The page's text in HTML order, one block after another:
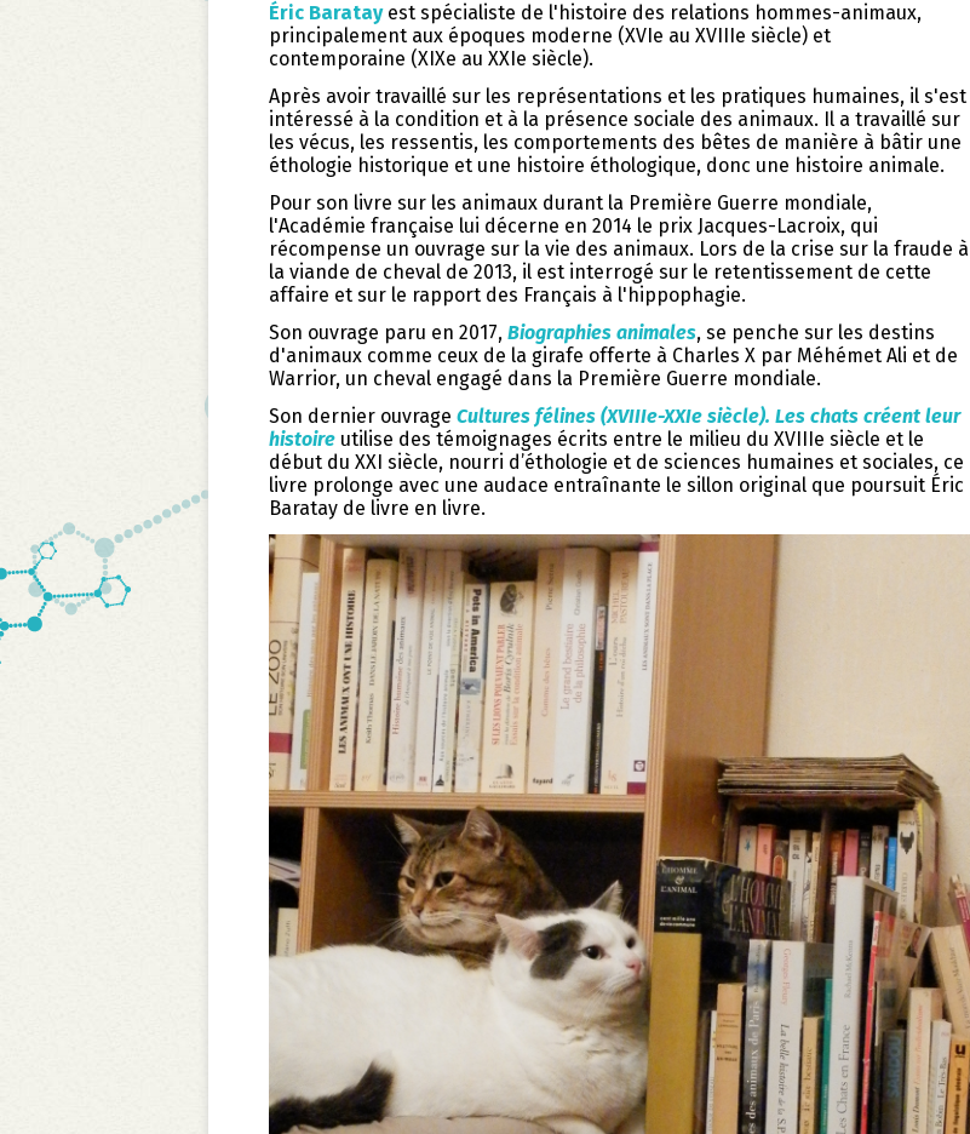
Éric Baratayest spécialiste de l'histoire des relations hommes-animaux,
principalement aux époques moderne (XVIe au XVIIIe siècle) et
contemporaine (XIXe au XXIe siècle).
Après avoir travaillé sur les représentations et les pratiques humaines, il s'est
intéressé à la condition et à la présence sociale des animaux. Il a travaillé sur
les vécus, les ressentis, les comportements des bêtes de manière à bâtir une
éthologie historique et une histoire éthologique, donc une histoire animale.
Pour son livre sur les animaux durant la Première Guerre mondiale,
l'Académie française lui décerne en 2014 le prix Jacques-Lacroix, qui
récompense un ouvrage sur la vie des animaux. Lors de la crise sur la fraude à
la viande de cheval de 2013, il est interrogé sur le retentissement de cette
affaire et sur le rapport des Français à l'hippophagie.
Son ouvrage paru en 2017, Biographies animales, se penche sur les destins
d'animaux comme ceux de la girafe offerte à Charles X par Méhémet Ali et de
Warrior, un cheval engagé dans la Première Guerre mondiale.
Son dernier ouvrage Cultures félines (XVIIIe-XXIe siècle). Les chats créent leur
histoire utilise des témoignages écrits entre le milieu du XVIIIe siècle et le
début du XXI siècle, nourri d’éthologie et de sciences humaines et sociales, ce
livre prolonge avec une audace entraînante le sillon original que poursuit Éric
Baratay de livre en livre.